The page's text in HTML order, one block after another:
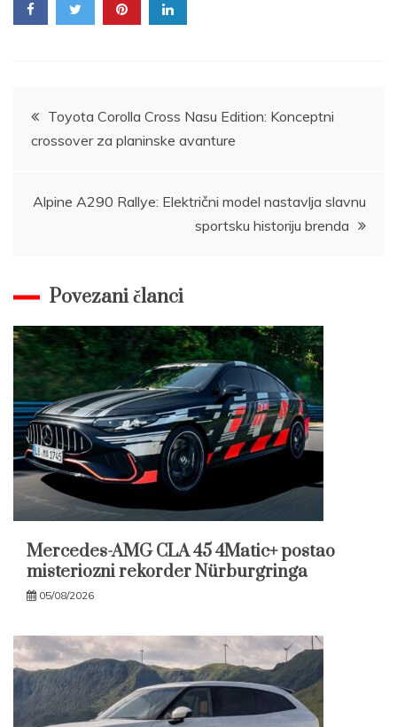
Post
navigation
Toyota Corolla Cross Nasu Edition: Konceptni
crossover za planinske avanture
Alpine A290 Rallye: Električni model nastavlja slavnu
sportsku historiju brenda
Povezani članci
Mercedes-AMG CLA 45 4Matic+ postao
misteriozni rekorder Nürburgringa
05/08/2026